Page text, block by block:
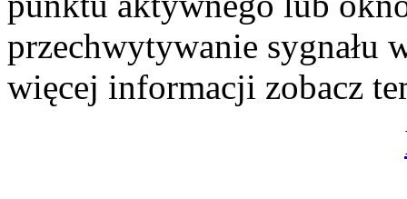
przechwytywanie sygnału
więcej informacji zobacz